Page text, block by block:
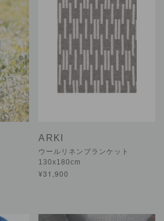
ARKI
ウールリネンブランケット
130x180cm
¥31,900